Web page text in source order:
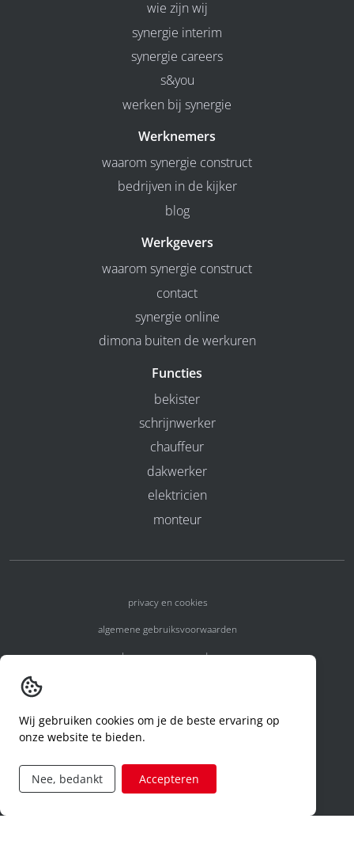
wie zijn wij
synergie interim
synergie careers
s&you
werken bij synergie
Werknemers
waarom synergie construct
bedrijven in de kijker
blog
Werkgevers
waarom synergie construct
contact
synergie online
dimona buiten de werkuren
Functies
bekister
schrijnwerker
chauffeur
dakwerker
elektricien
monteur
privacy en cookies
algemene gebruiksvoorwaarden
algemene voorwaarden
code of conduct
aanvraag rechten ivm privacy
Wij gebruiken cookies om je de beste ervaring op
onze website te bieden.
Nee, bedankt Accepteren